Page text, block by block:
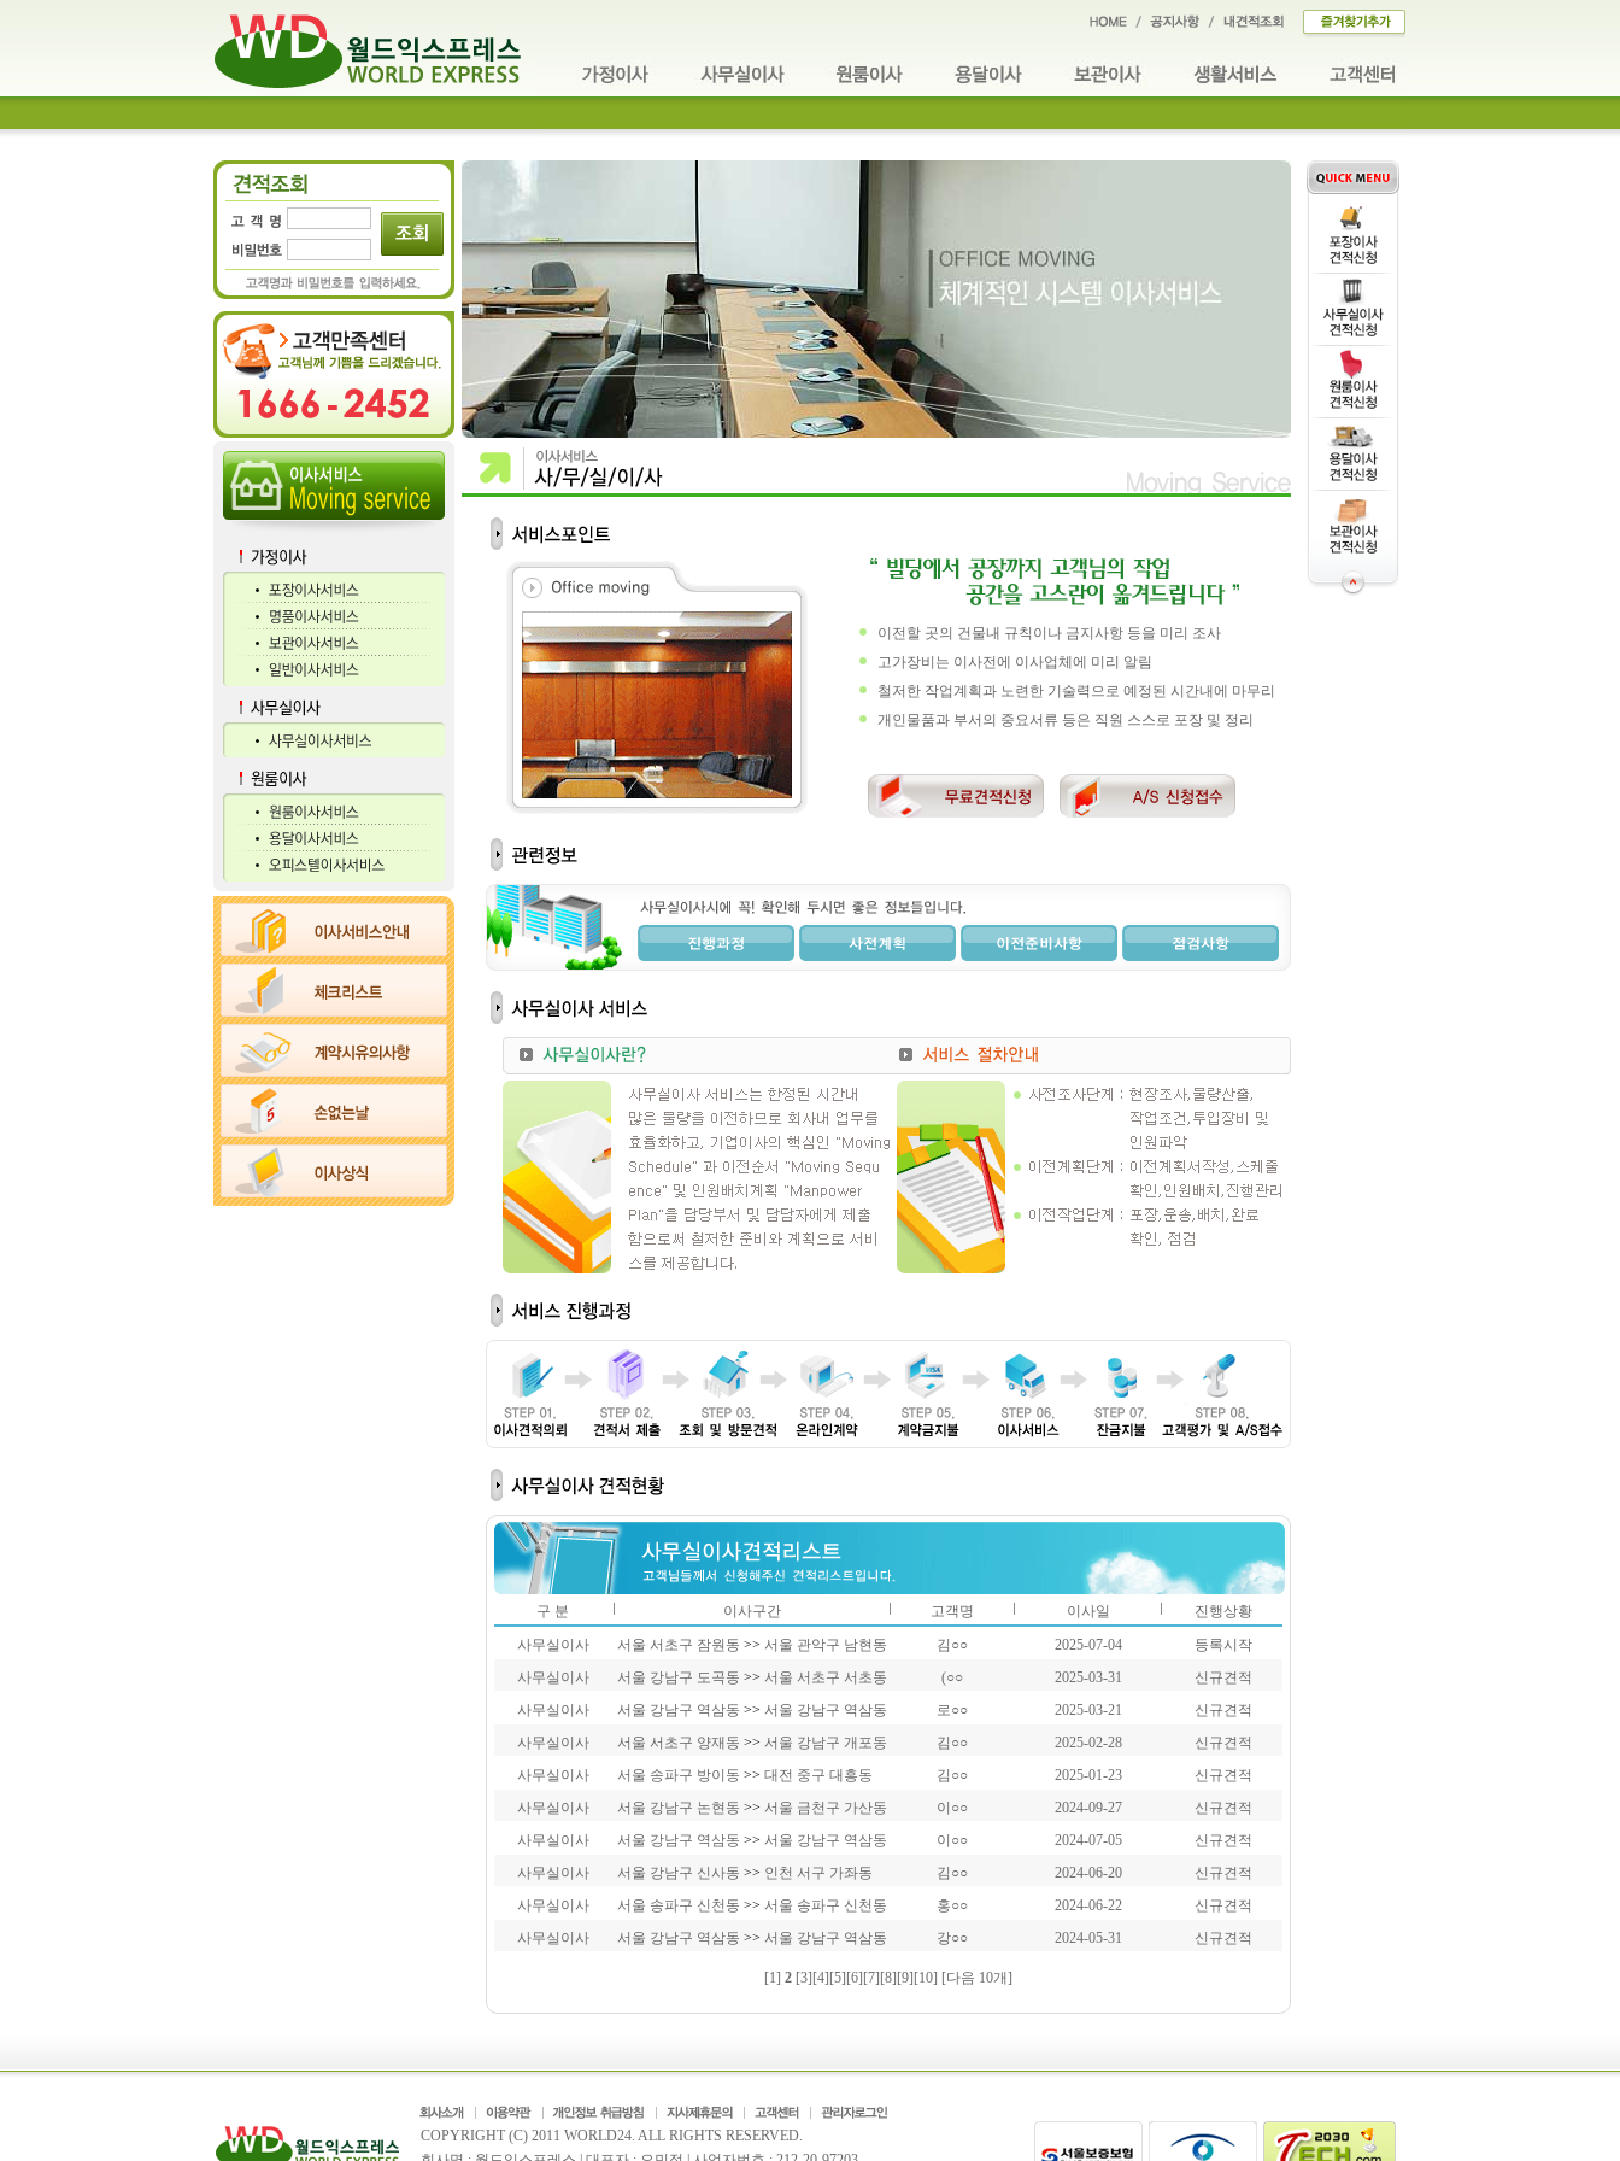
이전할 곳의 건물내 규칙이나 금지사항 등을 미리 조사
고가장비는 이사전에 이사업체에 미리 알림
철저한 작업계획과 노련한 기술력으로 예정된 시간내에 마무리
개인물품과 부서의 중요서류 등은 직원 스스로 포장 및 정리
구 분 이사구간 고객명 이사일
진행상황
사무실이사
서울 서초구 잠원동 >> 서울 관악구 남현동 김○○ 2025-07-04
등록시작
사무실이사
서울 강남구 도곡동 >> 서울 서초구 서초동 (○○ 2025-03-31
신규견적
사무실이사
서울 강남구 역삼동 >> 서울 강남구 역삼동 로○○ 2025-03-21
신규견적
사무실이사
서울 서초구 양재동 >> 서울 강남구 개포동 김○○ 2025-02-28
신규견적
사무실이사
서울 송파구 방이동 >> 대전 중구 대흥동 김○○ 2025-01-23
신규견적
사무실이사
서울 강남구 논현동 >> 서울 금천구 가산동 이○○ 2024-09-27
신규견적
사무실이사
서울 강남구 역삼동 >> 서울 강남구 역삼동 이○○ 2024-07-05
신규견적
사무실이사
서울 강남구 신사동 >> 인천 서구 가좌동 김○○ 2024-06-20
신규견적
사무실이사
서울 송파구 신천동 >> 서울 송파구 신천동 홍○○ 2024-06-22
신규견적
사무실이사
서울 강남구 역삼동 >> 서울 강남구 역삼동 강○○ 2024-05-31 신규견적
[1] 2 [3][4][5][6][7][8][9][10] [다음 10개]
COPYRIGHT (C) 2011 WORLD24. ALL RIGHTS RESERVED.